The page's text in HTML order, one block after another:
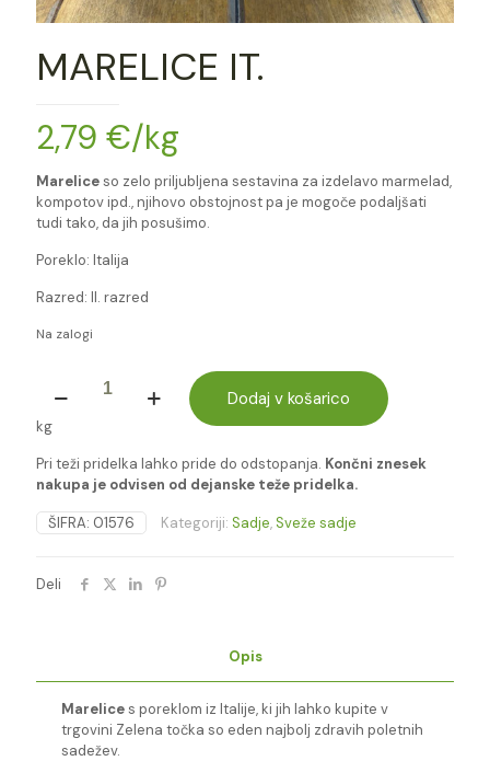
MARELICE IT.
2,79 €/kg
Mareliceso zelo priljubljena sestavina za izdelavo marmelad,
kompotov ipd., njihovo obstojnost pa je mogoče podaljšati
tudi tako, da jih posušimo.
Poreklo: Italija
Razred: II. razred
Na zalogi
kg
Dodaj v košarico
Pri teži pridelka lahko pride do odstopanja. Končni znesek
nakupa je odvisen od dejanske teže pridelka.
ŠIFRA: 01576 Kategoriji: Sadje,Sveže sadje
Deli
Opis
Marelices poreklom iz Italije, ki jih lahko kupite v
trgovini Zelena točka so eden najbolj zdravih poletnih
sadežev.